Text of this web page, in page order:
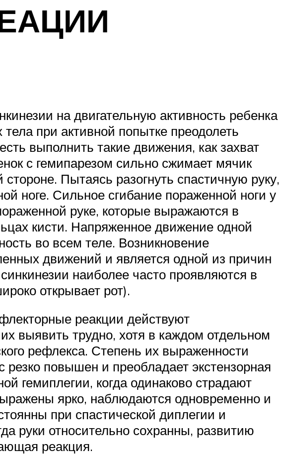
на двигательную активность ребенка
при активной попытке преодолеть
выполнить такие движения, как захват
с гемипарезом сильно сжимает мячик
Пытаясь разогнуть спастичную руку,
ноге. Сильное сгибание пораженной ноги у
руке, которые выражаются в
кисти. Напряженное движение одной
во всем теле. Возникновение
движений и является одной из причин
наиболее часто проявляются в
открывает рот).
реакции действуют
выявить трудно, хотя в каждом отдельном
рефлекса. Степень их выраженности
повышен и преобладает экстензорная
гемиплегии, когда одинаково страдают
ярко, наблюдаются одновременно и
при спастической диплегии и
руки относительно сохранны, развитию
реакция.